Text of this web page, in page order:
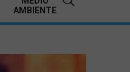
AMBIENTE